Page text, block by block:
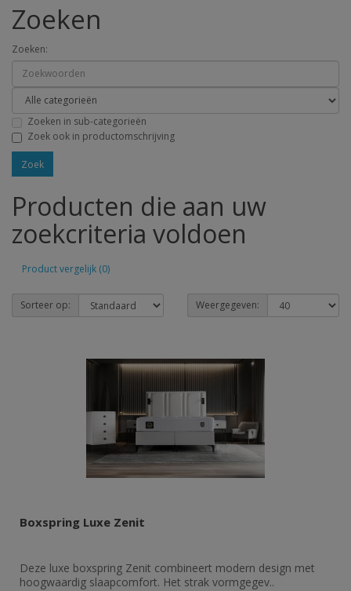
Zoeken
Zoeken:
Zoeken in sub-categorieën
Zoek ook in productomschrijving
Producten die aan uw
zoekcriteria voldoen
Product vergelijk (0)
Sorteer op: Weergegeven:
Boxspring Luxe Zenit
Deze luxe boxspring Zenit combineert modern design met
hoogwaardig slaapcomfort. Het strak vormgegev..